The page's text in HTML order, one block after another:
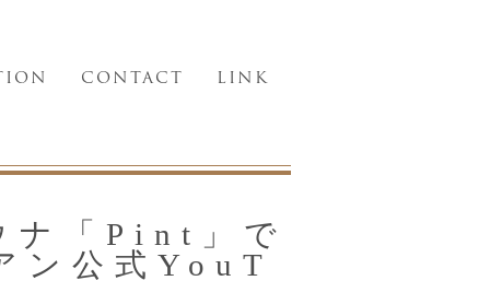
CONTACT LINK
ナ「Pint」で
ン公式YouT